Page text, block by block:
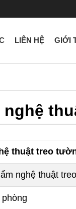
LIÊN HỆ GIỚI
thuật treo
nghệ thuật